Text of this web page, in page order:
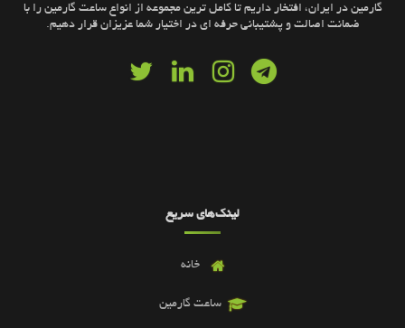
گارمین در ایران، افتخار داریم تا کامل ترین مجموعه از انواع ساعت گارمین را با
ضمانت اصالت و پشتیبانی حرفه ای در اختیار شما عزیزان قرار دهیم.
لینک‌های سریع
خانه
ساعت گارمین